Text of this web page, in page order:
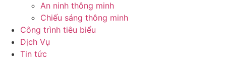
An ninh thông minh
Chiếu sáng thông minh
Công trình tiêu biểu
Dịch Vụ
Tin tức